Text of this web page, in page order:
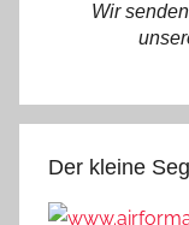
Wir
Der kleine